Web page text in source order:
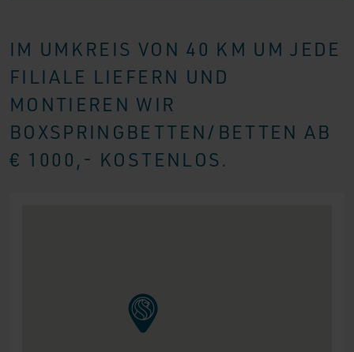
IM UMKREIS VON 40 KM UM JEDE
FILIALE LIEFERN UND
MONTIEREN WIR
BOXSPRINGBETTEN/BETTEN AB
€ 1000,- KOSTENLOS.